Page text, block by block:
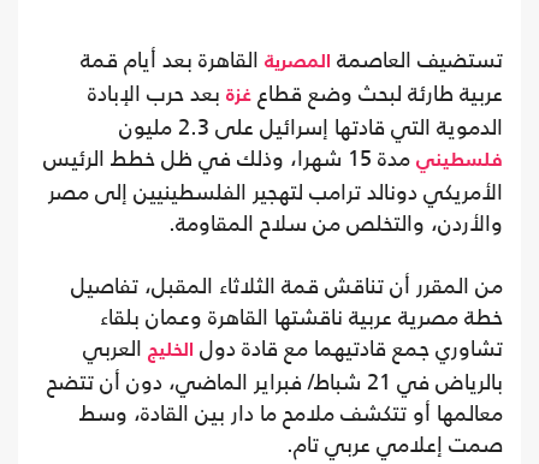
تستضيف العاصمة المصرية القاهرة بعد أيام قمة
عربية طارئة لبحث وضع قطاع غزة بعد حرب الإبادة
الدموية التي قادتها إسرائيل على 2.3 مليون
فلسطيني
مدة 15 شهرا، وذلك في ظل خطط الرئيس
الأمريكي دونالد ترامب لتهجير الفلسطينيين إلى مصر
والأردن، والتخلص من سلاح المقاومة.
من المقرر أن تناقش قمة الثلاثاء المقبل، تفاصيل
خطة مصرية عربية ناقشتها القاهرة وعمان بلقاء
تشاوري جمع قادتيهما مع قادة دول الخليج العربي
بالرياض في 21 شباط/ فبراير الماضي، دون أن تتضح
معالمها أو تتكشف ملامح ما دار بين القادة، وسط
صمت إعلامي عربي تام.